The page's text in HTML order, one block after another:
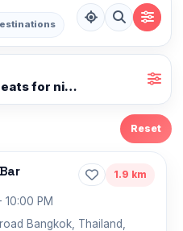
for night owls
Reset
1.9 km
10:00 PM
Bangkok, Thailand,